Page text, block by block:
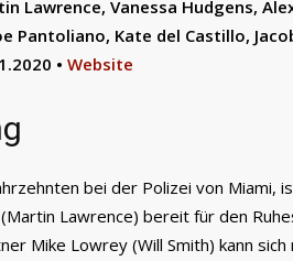
Lawrence, Vanessa Hudgens,
Pantoliano, Kate del Castillo,
• Website
bei der Polizei von Miami,
Lawrence) bereit für den
Mike Lowrey (Will Smith) kann